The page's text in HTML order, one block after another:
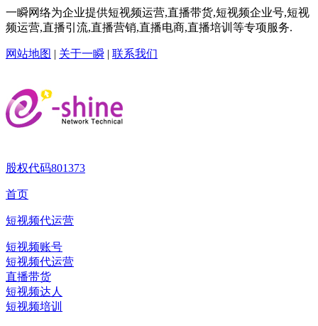
一瞬网络为企业提供短视频运营,直播带货,短视频企业号,短视
频运营,直播引流,直播营销,直播电商,直播培训等专项服务.
网站地图 | 关于一瞬 | 联系我们
股权代码801373
首页
短视频代运营
短视频账号
短视频代运营
直播带货
短视频达人
短视频培训